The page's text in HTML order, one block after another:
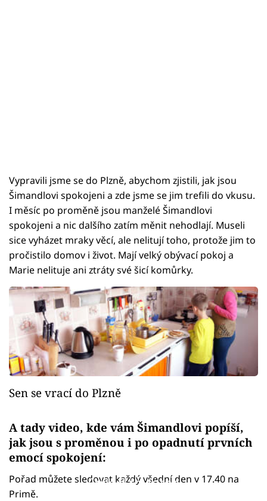
Vypravili jsme se do Plzně, abychom zjistili, jak jsou
Šimandlovi spokojeni a zde jsme se jim trefili do vkusu.
I měsíc po proměně jsou manželé Šimandlovi
spokojeni a nic dalšího zatím měnit nehodlají. Museli
sice vyházet mraky věcí, ale nelitují toho, protože jim to
pročistilo domov i život. Mají velký obývací pokoj a
Marie nelituje ani ztráty své šicí komůrky.
Sen se vrací do Plzně
A tady video, kde vám Šimandlovi popíší,
jak jsou s proměnou i po opadnutí prvních
emocí spokojení:
Failed to fetch
Pořad můžete sledovat každý všední den v 17.40 na
Primě.